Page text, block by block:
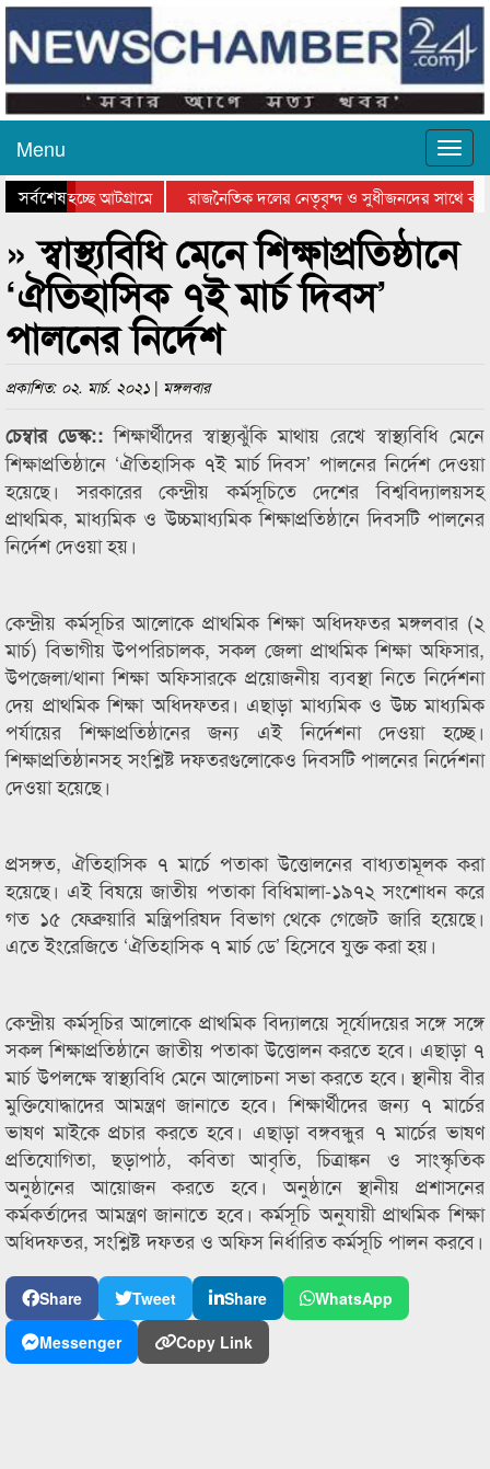
Menu
সর্বশেষহচ্ছে আটগ্রামে
রাজনৈতিক দলের নেতৃবৃন্দ ও সুধীজনদের সাথে
পুরস্কার বিতরণ সম্পন্ন
সিলেটে বাংলাদেশ গ্রুপ থিয়েটার ফেডারেশানের
» স্বাস্থ্যবিধি মেনে শিক্ষাপ্রতিষ্ঠানে
‘ঐতিহাসিক ৭ই মার্চ দিবস’
পালনের নির্দেশ
প্রকাশিত: ০২. মার্চ. ২০২১ | মঙ্গলবার
চেম্বার ডেস্ক::শিক্ষার্থীদের স্বাস্থ্যঝুঁকি মাথায় রেখে স্বাস্থ্যবিধি মেনে
শিক্ষাপ্রতিষ্ঠানে ‘ঐতিহাসিক ৭ই মার্চ দিবস’ পালনের নির্দেশ দেওয়া
হয়েছে। সরকারের কেন্দ্রীয় কর্মসূচিতে দেশের বিশ্ববিদ্যালয়সহ
প্রাথমিক, মাধ্যমিক ও উচ্চমাধ্যমিক শিক্ষাপ্রতিষ্ঠানে দিবসটি পালনের
নির্দেশ দেওয়া হয়।
কেন্দ্রীয় কর্মসূচির আলোকে প্রাথমিক শিক্ষা অধিদফতর মঙ্গলবার (২
মার্চ) বিভাগীয় উপপরিচালক, সকল জেলা প্রাথমিক শিক্ষা অফিসার,
উপজেলা/থানা শিক্ষা অফিসারকে প্রয়োজনীয় ব্যবস্থা নিতে নির্দেশনা
দেয় প্রাথমিক শিক্ষা অধিদফতর। এছাড়া মাধ্যমিক ও উচ্চ মাধ্যমিক
পর্যায়ের শিক্ষাপ্রতিষ্ঠানের জন্য এই নির্দেশনা দেওয়া হচ্ছে।
শিক্ষাপ্রতিষ্ঠানসহ সংশ্লিষ্ট দফতরগুলোকেও দিবসটি পালনের নির্দেশনা
দেওয়া হয়েছে।
প্রসঙ্গত, ঐতিহাসিক ৭ মার্চে পতাকা উত্তোলনের বাধ্যতামূলক করা
হয়েছে। এই বিষয়ে জাতীয় পতাকা বিধিমালা-১৯৭২ সংশোধন করে
গত ১৫ ফেব্রুয়ারি মন্ত্রিপরিষদ বিভাগ থেকে গেজেট জারি হয়েছে।
এতে ইংরেজিতে ‘ঐতিহাসিক ৭ মার্চ ডে’ হিসেবে যুক্ত করা হয়।
কেন্দ্রীয় কর্মসূচির আলোকে প্রাথমিক বিদ্যালয়ে সূর্যোদয়ের সঙ্গে সঙ্গে
সকল শিক্ষাপ্রতিষ্ঠানে জাতীয় পতাকা উত্তোলন করতে হবে। এছাড়া ৭
মার্চ উপলক্ষে স্বাস্থ্যবিধি মেনে আলোচনা সভা করতে হবে। স্থানীয় বীর
মুক্তিযোদ্ধাদের আমন্ত্রণ জানাতে হবে। শিক্ষার্থীদের জন্য ৭ মার্চের
ভাষণ মাইকে প্রচার করতে হবে। এছাড়া বঙ্গবন্ধুর ৭ মার্চের ভাষণ
প্রতিযোগিতা, ছড়াপাঠ, কবিতা আবৃতি, চিত্রাঙ্কন ও সাংস্কৃতিক
অনুষ্ঠানের আয়োজন করতে হবে। অনুষ্ঠানে স্থানীয় প্রশাসনের
কর্মকর্তাদের আমন্ত্রণ জানাতে হবে। কর্মসূচি অনুযায়ী প্রাথমিক শিক্ষা
অধিদফতর, সংশ্লিষ্ট দফতর ও অফিস নির্ধারিত কর্মসূচি পালন করবে।
Share Tweet Share
WhatsApp
Messenger
Copy Link